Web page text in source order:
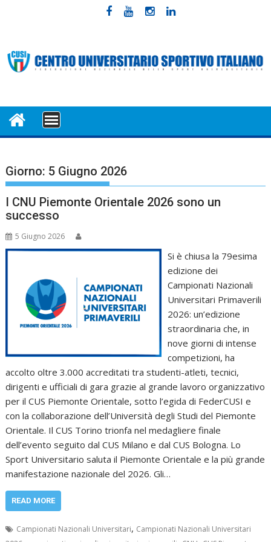
MENU
Giorno: 5 Giugno 2026
I CNU Piemonte Orientale 2026 sono un
successo
5 Giugno 2026
Si è chiusa la 79esima
edizione dei
Campionati Nazionali
Universitari Primaverili
2026: un’edizione
straordinaria che, in
nove giorni di intense
competizioni, ha
accolto oltre 3.000 accreditati tra studenti-atleti, tecnici,
dirigenti e ufficiali di gara grazie al grande lavoro organizzativo
per il CUS Piemonte Orientale, sotto l’egida di FederCUSI e
con la collaborazione dell’Università degli Studi del Piemonte
Orientale. Il CUS Torino trionfa nel medagliere finale
dell’evento seguito dal CUS Milano e dal CUS Bologna. Lo
Sport Universitario saluta il Piemonte Orientale e la più grande
manifestazione nazionale del 2026. Gli…
READ MORE
Campionati Nazionali Universitari, Campionati Nazionali Universitari